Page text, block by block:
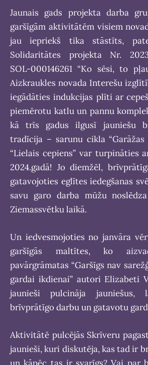
Jaunais gads projekta darba
garšīgām aktivitātēm visiem
jau iepriekš tika stāstīts,
Solidaritātes projekta Nr.
SOL-000146261 “Ko sēsi, to
Aizkraukles novada Interešu
iegādāties indukcijas plīti ar
piemērotu katlu un pannu
kā trīs gadus ilgusī jauniešu
tradīcija – sarunu cikla “Garāžas
“Lielais cepiens” var turpināties
2024.gadā! Jo diemžēl,
gatavojoties eglītes iedegšanas
savu garo darba mūžu
Ziemassvētku laikā.
Un iedvesmojoties no janvāra
garšīgās maltītes, ko
pavārgrāmatas “Garšīgs nav
gardai ikdienai” autori Elizabeti
jaunieši pulcināja
brīvprātīgo darbu un gatavotu
Aktivitātē pulcējās Skrīveru
jaunieši, kuri diskutēja, kas tad ir